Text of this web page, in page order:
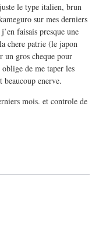
le type italien, brun
sur mes derniers
faisais presque une
chere patrie (le japon
un gros cheque pour
de me taper les
enerve.
mois. et controle de